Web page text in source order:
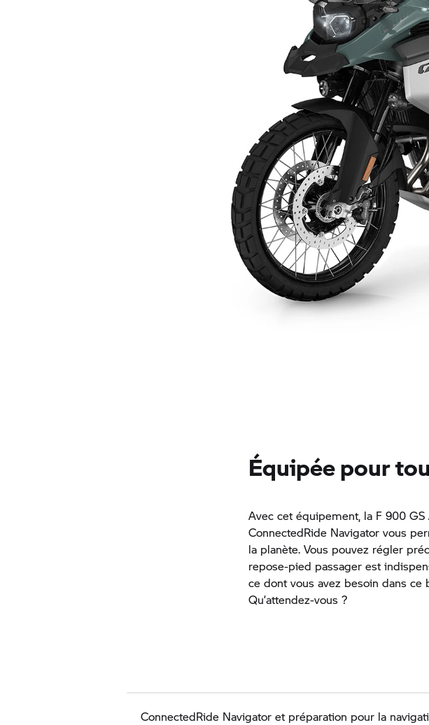
Équipée pour
Avec cet équipement, la F 900
ConnectedRide Navigator vous
la planète. Vous pouvez régler
repose-pied passager est
ce dont vous avez besoin dans ce
Qu’attendez-vous ?
ConnectedRide Navigator et préparation pour la